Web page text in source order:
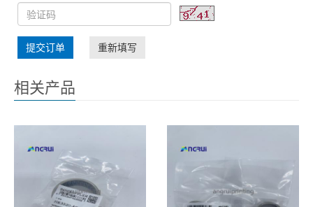
提交订单 重新填写
相关产品